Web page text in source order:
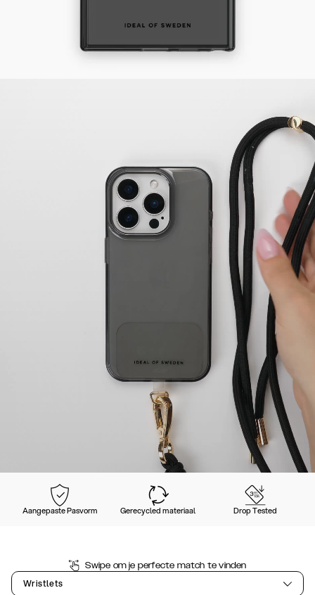
Aangepaste Pasvorm Gerecycled materiaal Drop Tested
Swipe om je perfecte match te vinden
Wristlets